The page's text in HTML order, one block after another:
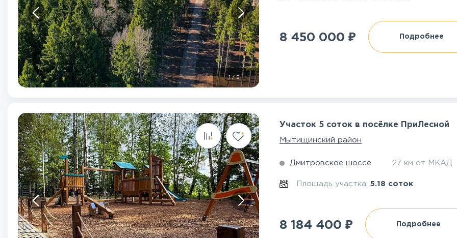
1/5
8 450 000 ₽ Подробнее
Участок 5 соток в посёлке ПриЛесной
Мытищинский район
Дмитровское шоссе 27 км от МКАД
Площадь участка:5.18 соток
8 184 400 ₽ Подробнее